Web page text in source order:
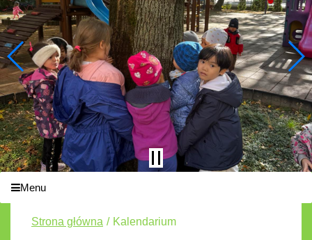
Menu
Strona główna Kalendarium